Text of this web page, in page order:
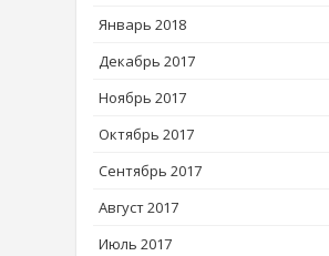
Январь 2018
Декабрь 2017
Ноябрь 2017
Октябрь 2017
Сентябрь 2017
Август 2017
Июль 2017